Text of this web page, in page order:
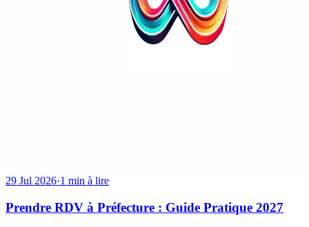
29 Jul 2026·1 min à lire
Prendre RDV à Préfecture : Guide Pratique 2027